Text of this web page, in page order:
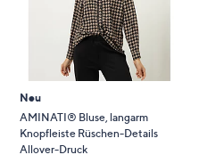
Neu
AMINATI® Bluse, langarm
Knopfleiste Rüschen-Details
Allover-Druck